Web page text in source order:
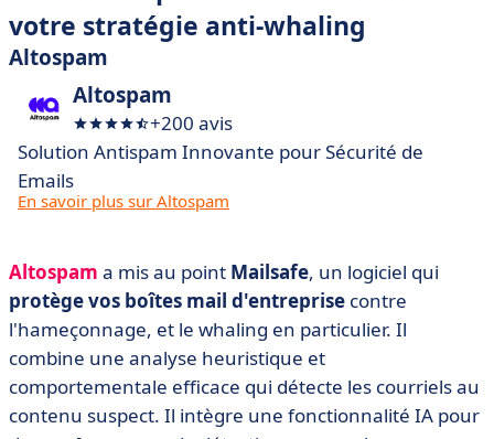
votre stratégie anti-whaling
Altospam
Altospam
+200 avis
Solution Antispam Innovante pour Sécurité de
Emails
En savoir plus sur Altospam
Altospam a mis au point Mailsafe, un logiciel qui
protège vos boîtes mail d'entreprise contre
l'hameçonnage, et le whaling en particulier. Il
combine une analyse heuristique et
comportementale efficace qui détecte les courriels au
contenu suspect. Il intègre une fonctionnalité IA pour